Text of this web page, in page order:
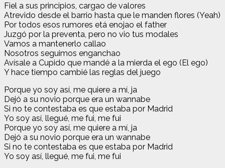
Fiel a sus principios, cargao de valores
Atrevido desde el barrio hasta que le manden flores (Yeah)
Por todos esos rumores etá enojao el father
Juzgó por la preventa, pero no vio tus modales
Vamos a mantenerlo callao
Nosotros seguimos enganchao
Avísale a Cupido que mandé a la mierda el ego (El ego)
Y hace tiempo cambié las reglas del juego
Porque yo soy así, me quiere a mí, ja
Dejó a su novio porque era un wannabe
Si no te contestaba es que estaba por Madrid
Yo soy así, llegué, me fui, me fui
Porque yo soy así, me quiere a mí, ja
Dejó a su novio porque era un wannabe
Si no te contestaba es que estaba por Madrid
Yo soy así, llegué, me fui, me fui